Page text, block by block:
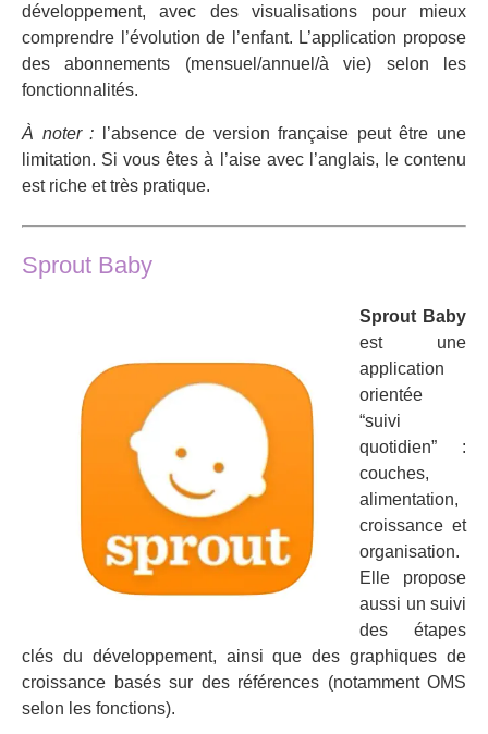
développement, avec des visualisations pour mieux
comprendre l’évolution de l’enfant. L’application propose
des abonnements (mensuel/annuel/à vie) selon les
fonctionnalités.
À noter : l’absence de version française peut être une
limitation. Si vous êtes à l’aise avec l’anglais, le contenu
est riche et très pratique.
Sprout Baby
Sprout Baby
est une
application
orientée
“suivi
quotidien” :
couches,
alimentation,
croissance et
organisation.
Elle propose
aussi un suivi
des étapes
clés du développement, ainsi que des graphiques de
croissance basés sur des références (notamment OMS
selon les fonctions).